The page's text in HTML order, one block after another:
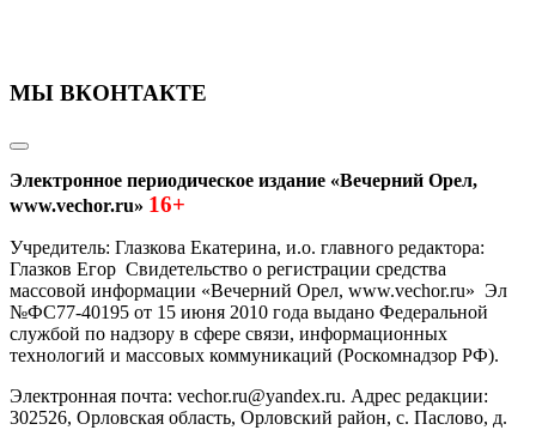
МЫ ВКОНТАКТЕ
Электронное периодическое издание «Вечерний Орел,
www.vechor.ru» 16+
Учредитель: Глазкова Екатерина, и.о. главного редактора:
Глазков Егор Свидетельство о регистрации средства
массовой информации «Вечерний Орел, www.vechor.ru» Эл
№ФС77-40195 от 15 июня 2010 года выдано Федеральной
службой по надзору в сфере связи, информационных
технологий и массовых коммуникаций (Роскомнадзор РФ).
Электронная почта: vechor.ru@yandex.ru. Адрес редакции:
302526, Орловская область, Орловский район, с. Паслово, д.